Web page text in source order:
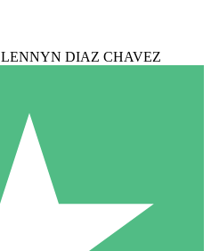
LENNYN DIAZ CHAVEZ